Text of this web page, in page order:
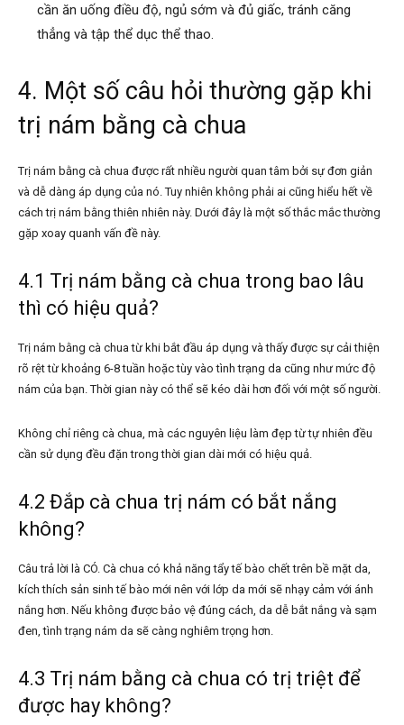
cần ăn uống điều độ, ngủ sớm và đủ giấc, tránh căng
thẳng và tập thể dục thể thao.
4. Một số câu hỏi thường gặp khi
trị nám bằng cà chua
Trị nám bằng cà chua được rất nhiều người quan tâm bởi sự đơn giản
và dễ dàng áp dụng của nó. Tuy nhiên không phải ai cũng hiểu hết về
cách trị nám bằng thiên nhiên này. Dưới đây là một số thắc mắc thường
gặp xoay quanh vấn đề này.
4.1 Trị nám bằng cà chua trong bao lâu
thì có hiệu quả?
Trị nám bằng cà chua từ khi bắt đầu áp dụng và thấy được sự cải thiện
rõ rệt từ khoảng 6-8 tuần hoặc tùy vào tình trạng da cũng như mức độ
nám của bạn. Thời gian này có thể sẽ kéo dài hơn đối với một số người.
Không chỉ riêng cà chua, mà các nguyên liệu làm đẹp từ tự nhiên đều
cần sử dụng đều đặn trong thời gian dài mới có hiệu quả.
4.2 Đắp cà chua trị nám có bắt nắng
không?
Câu trả lời là CÓ. Cà chua có khả năng tẩy tế bào chết trên bề mặt da,
kích thích sản sinh tế bào mới nên với lớp da mới sẽ nhạy cảm với ánh
nắng hơn. Nếu không được bảo vệ đúng cách, da dễ bắt nắng và sạm
đen, tình trạng nám da sẽ càng nghiêm trọng hơn.
4.3 Trị nám bằng cà chua có trị triệt để
được hay không?